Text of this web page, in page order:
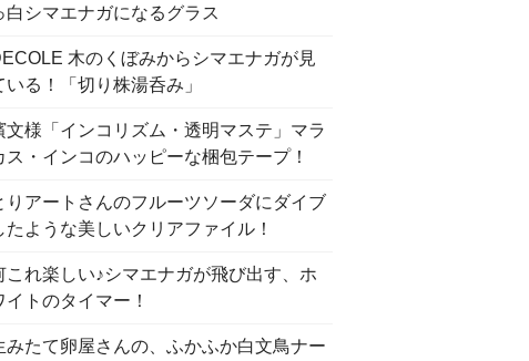
白シマエナガになるグラス
木のくぼみからシマエナガが見
いる！「切り株湯呑み」
文様「インコリズム・透明マステ」マラ
ス・インコのハッピーな梱包テープ！
りアートさんのフルーツソーダにダイブ
たような美しいクリアファイル！
これ楽しい♪シマエナガが飛び出す、ホ
イトのタイマー！
みたて卵屋さんの、ふかふか白文鳥ナー